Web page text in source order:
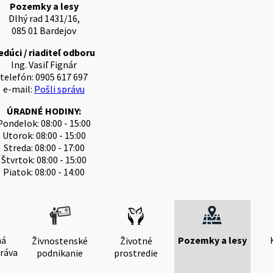
Pozemky a lesy
Dlhý rad 1431/16,
085 01 Bardejov
/ riaditeľ odboru
Ing. Vasiľ Fignár
telefón: 0905 617 697
e-mail: Pošli správu
ÚRADNÉ HODINY:
08:00 - 15:00
Utorok: 08:00 - 15:00
Streda: 08:00 - 17:00
Štvrtok: 08:00 - 15:00
Piatok: 08:00 - 14:00
Živnostenské
podnikanie
Životné
prostredie
Pozemky a lesy